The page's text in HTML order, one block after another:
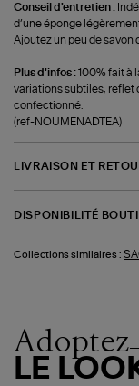
Conseil d'entretien :
d’une éponge
Ajoutez un peu de savon
Plus d'infos :100% fait à
variations subtiles, reflet
confectionné.
(ref-NOUMENADTEA)
LIVRAISON ET
DISPONIBILITÉ
Collections similaires :
Adoptez
LE